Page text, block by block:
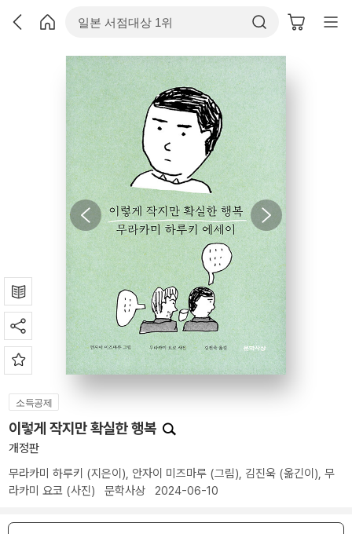
소득공제
이렇게 작지만 확실한 행복
개정판
무라카미 하루키 (지은이), 안자이 미즈마루 (그림), 김진욱 (옮긴이), 무
라카미 요코 (사진) 문학사상 2024-06-10